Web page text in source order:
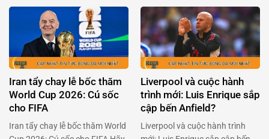
hạng, Neymar đã khiến cả Brazil
phải thán phục với quyết định
táo bạo: trở lại sân cỏ dù đang
dính chấn thương nặng. Anh
không chỉ đơn thuần là một ngôi
sao bóng đá, mà còn là …
kỳ vọng sẽ làm nên điều kỳ diệu.
Nhưng đời không như mơ, và
bây giờ anh đang đối mặt với
việc trở lại Stamford Bridge sau
khi không thể kích hoạt điều …
Iran tẩy chay lễ bốc thăm
World Cup 2026: Cú sốc
cho FIFA
Iran tẩy chay lễ bốc thăm World
Liverpool và cuộc hành
trình mới: Luis Enrique sắp
cập bến Anfield?
Liverpool và cuộc hành trình